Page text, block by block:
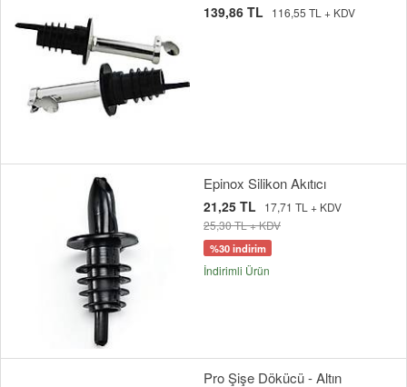
139,86 TL 116,55 TL + KDV
Epinox Silikon Akıtıcı
21,25 TL
17,71 TL + KDV
25,30 TL + KDV
%30 indirim
İndirimli Ürün
Pro Şişe Dökücü - Altın